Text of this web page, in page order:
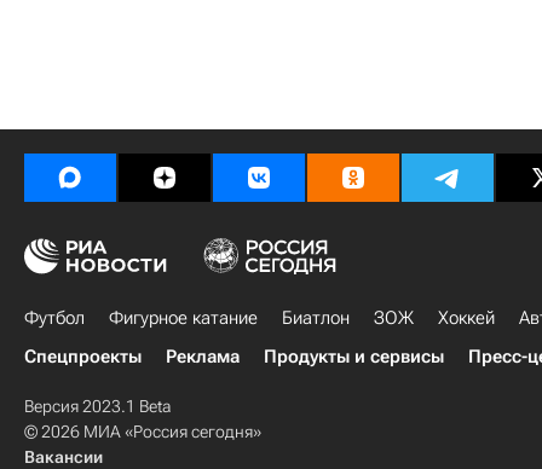
Футбол Фигурное катание Биатлон ЗОЖ Хоккей
Спецпроекты
Реклама Продукты и сервисы Пресс-
Версия 2023.1 Beta
© 2026 МИА «Россия сегодня»
Вакансии